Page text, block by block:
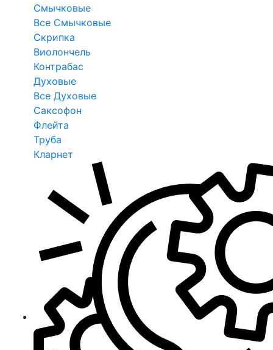
Смычковые
Все Смычковые
Скрипка
Виолончель
Контрабас
Духовые
Все Духовые
Саксофон
Флейта
Труба
Кларнет